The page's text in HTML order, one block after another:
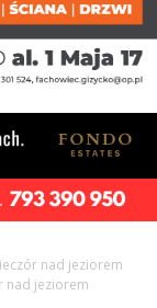
nad jeziorem
nad jeziorem